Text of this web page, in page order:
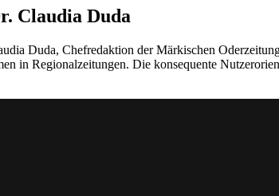
Claudia Duda
Duda, Chefredaktion der Märkischen
in Regionalzeitungen. Die konsequente